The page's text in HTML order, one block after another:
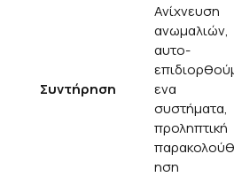
Συντήρηση
Ανίχνευση
ανωμαλιών,
αυτο-
ενα
συστήματα,
προληπτική
παρακολούθ
ηση